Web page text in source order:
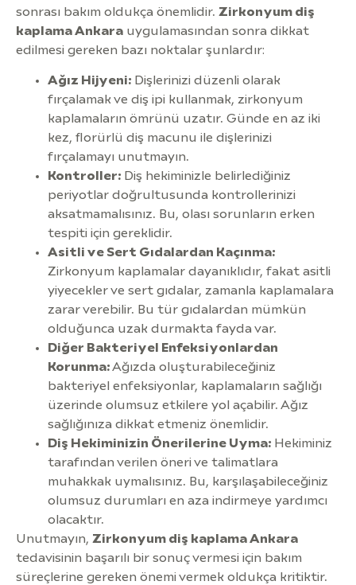
sonrası bakım oldukça önemlidir. Zirkonyum diş
kaplama Ankara uygulamasından sonra dikkat
edilmesi gereken bazı noktalar şunlardır:
Ağız Hijyeni: Dişlerinizi düzenli olarak
fırçalamak ve diş ipi kullanmak, zirkonyum
kaplamaların ömrünü uzatır. Günde en az iki
kez, florürlü diş macunu ile dişlerinizi
fırçalamayı unutmayın.
Kontroller: Diş hekiminizle belirlediğiniz
periyotlar doğrultusunda kontrollerinizi
aksatmamalısınız. Bu, olası sorunların erken
tespiti için gereklidir.
Asitli ve Sert Gıdalardan Kaçınma:
Zirkonyum kaplamalar dayanıklıdır, fakat asitli
yiyecekler ve sert gıdalar, zamanla kaplamalara
zarar verebilir. Bu tür gıdalardan mümkün
olduğunca uzak durmakta fayda var.
Diğer Bakteriyel Enfeksiyonlardan
Korunma:Ağızda oluşturabileceğiniz
bakteriyel enfeksiyonlar, kaplamaların sağlığı
üzerinde olumsuz etkilere yol açabilir. Ağız
sağlığınıza dikkat etmeniz önemlidir.
Diş Hekiminizin Önerilerine Uyma: Hekiminiz
tarafından verilen öneri ve talimatlara
muhakkak uymalısınız. Bu, karşılaşabileceğiniz
olumsuz durumları en aza indirmeye yardımcı
olacaktır.
Unutmayın, Zirkonyum diş kaplama Ankara
tedavisinin başarılı bir sonuç vermesi için bakım
süreçlerine gereken önemi vermek oldukça kritiktir.